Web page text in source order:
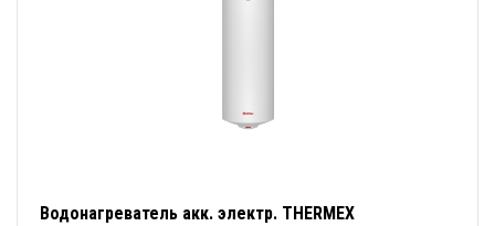
Водонагреватель акк. электр. THERMEX